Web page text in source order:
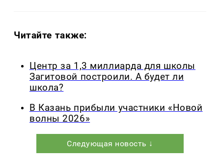
Читайте также:
Центр за 1,3 миллиарда для школы
Загитовой построили. А будет ли
школа?
В Казань прибыли участники «Новой
волны 2026»
Следующая новость ↓